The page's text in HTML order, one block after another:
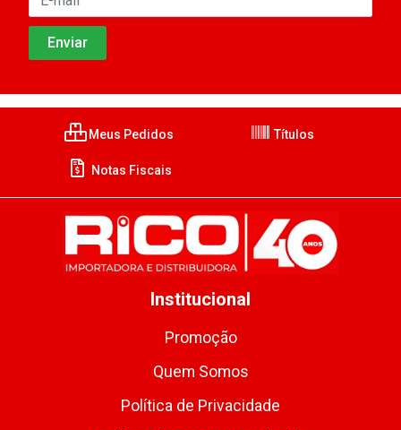
Meus Pedidos Títulos
Notas Fiscais
Institucional
Promoção
Quem Somos
Política de Privacidade